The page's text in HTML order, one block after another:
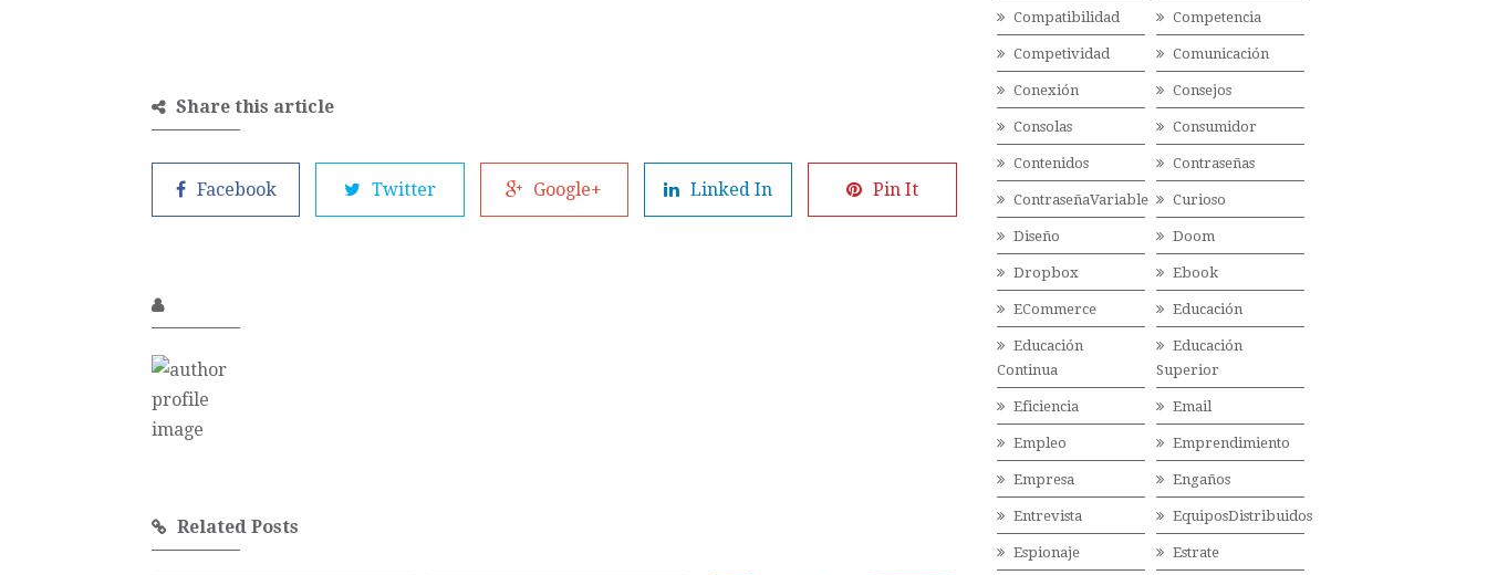
Share this article
Facebook Twitter Google+ Linked In Pin It
Related Posts
Compatibilidad Competencia
Competividad Comunicación
Conexión Consejos
Consolas Consumidor
Contenidos Contraseñas
ContraseñaVariable Curioso
Diseño Doom
Dropbox Ebook
ECommerce Educación
Educación
Continua
Educación
Superior
Eficiencia Email
Empleo Emprendimiento
Empresa Engaños
Entrevista EquiposDistribuidos
Espionaje Estrate